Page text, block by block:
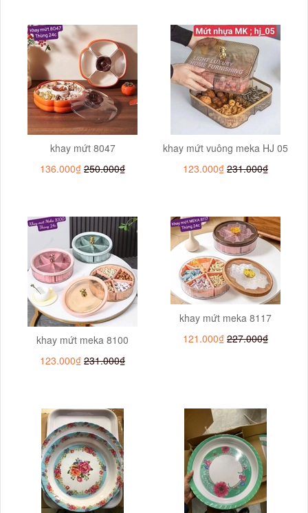
khay mứt 8047
136.000₫ 250.000₫
khay mứt vuông meka HJ 05
123.000₫ 231.000₫
khay mứt meka 8100
123.000₫ 231.000₫
khay mứt meka 8117
121.000₫ 227.000₫